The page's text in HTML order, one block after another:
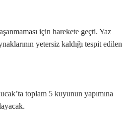
için harekete geçti. Yaz
yetersiz kaldığı tespit edilen
toplam 5 kuyunun yapımına